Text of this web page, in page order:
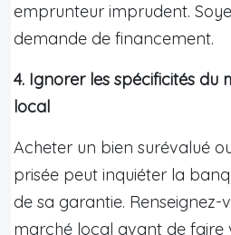
emprunteur imprudent.
demande de financement.
4. Ignorer les spécificités du
local
Acheter un bien surévalué
prisée peut inquiéter la
de sa garantie. Renseignez-
marché local avant de faire